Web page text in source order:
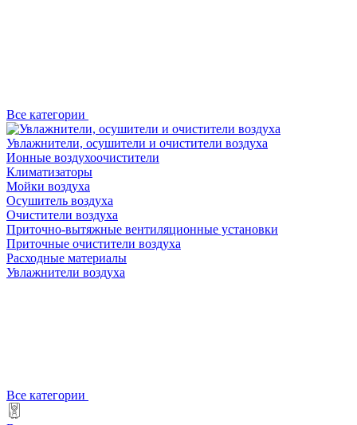
Все категории
Увлажнители, осушители и очистители воздуха
Ионные воздухоочистители
Климатизаторы
Мойки воздуха
Осушитель воздуха
Очистители воздуха
Приточно-вытяжные вентиляционные установки
Приточные очистители воздуха
Расходные материалы
Увлажнители воздуха
Все категории